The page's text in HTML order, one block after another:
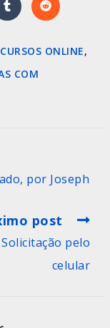
CURSOS ONLINE,
COM
por Joseph
post
pelo
celular